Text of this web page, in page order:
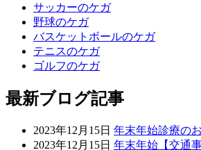
サッカーのケガ
野球のケガ
バスケットボールのケガ
テニスのケガ
ゴルフのケガ
最新ブログ記事
2023年12月15日 年末年始診療の
2023年12月15日 年末年始【交通